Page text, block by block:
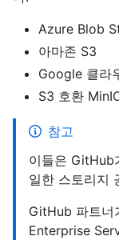
Azure Blob
아마존 S3
Google 클라
S3 호환
참고
이들은 GitHub
일한 스토리지
GitHub 파트
Enterprise